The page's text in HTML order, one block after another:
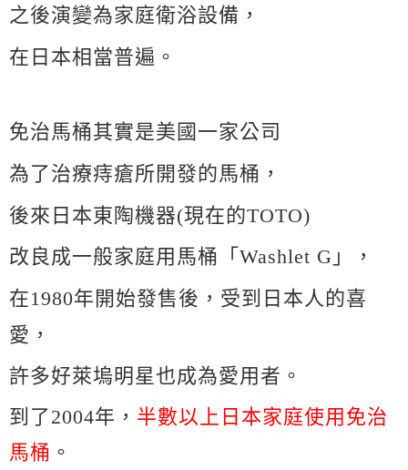
之後演變為家庭衛浴設備，
在日本相當普遍。
免治馬桶其實是美國一家公司
為了治療痔瘡所開發的馬桶，
後來日本東陶機器(現在的TOTO)
改良成一般家庭用馬桶「Washlet G」，
在1980年開始發售後，受到日本人的喜
愛，
許多好萊塢明星也成為愛用者。
到了2004年， 半數以上日本家庭使用免治
馬桶 。